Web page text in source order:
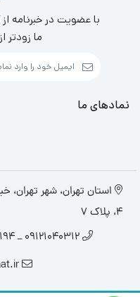
با عضویت در خبرنامه
ما زودتر
نمادهای ما
استان تهران، شهر تهران،
4، پلاک 7
09121040312 _ 021-33929194 _ 021-36615383